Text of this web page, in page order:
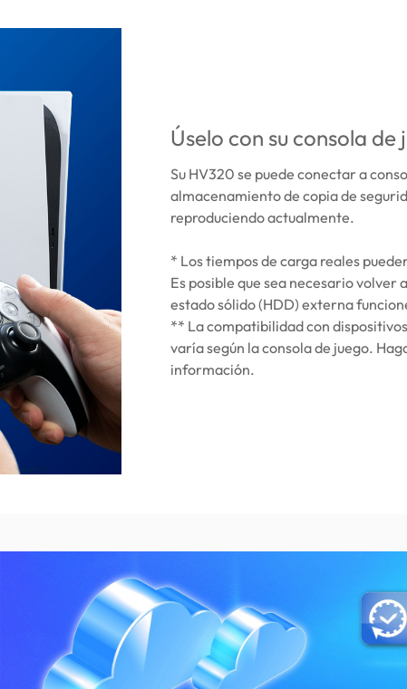
Úselo con su consola de
Su HV320 se puede conectar a
almacenamiento de copia de
reproduciendo actualmente.
* Los tiempos de carga reales
Es posible que sea necesario
estado sólido (HDD) externa
** La compatibilidad con
varía según la consola de juego.
información.